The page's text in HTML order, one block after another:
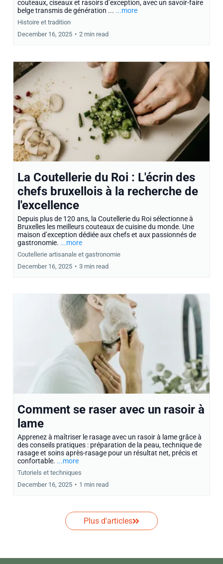
couteaux, ciseaux et rasoirs d’exception, avec un savoir-faire
belge transmis de génération ... ...more
Histoire et tradition
December 16, 2025 • 2 min read
La Coutellerie du Roi : L'écrin des
chefs bruxellois à la recherche de
l'excellence
Depuis plus de 120 ans, la Coutellerie du Roi sélectionne à
Bruxelles les meilleurs couteaux de cuisine du monde. Une
maison d’exception dédiée aux chefs et aux passionnés de
gastronomie. ...more
Coutellerie artisanale et gastronomie
December 16, 2025 • 3 min read
Comment se raser avec un rasoir à
lame
Apprenez à maîtriser le rasage avec un rasoir à lame grâce à
des conseils pratiques : préparation de la peau, technique de
rasage et soins après-rasage pour un résultat net, précis et
confortable. ...more
Tutoriels et techniques
December 16, 2025 • 1 min read
Plus d'articles